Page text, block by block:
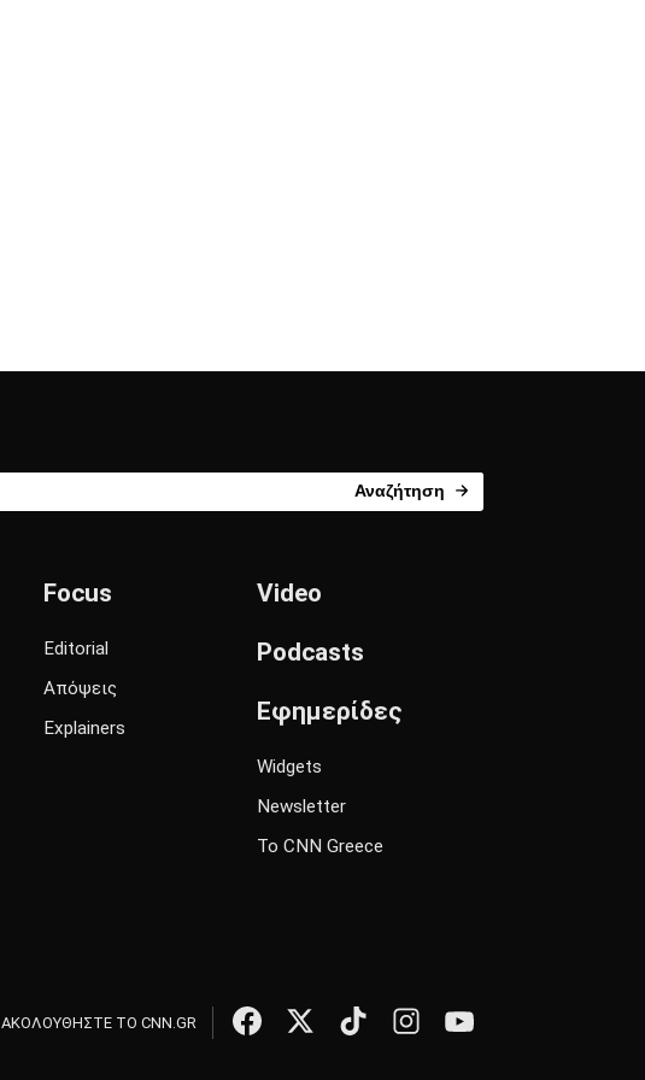
Αναζήτηση
Focus
Editorial
Απόψεις
Explainers
Video
Podcasts
Εφημερίδες
Widgets
Newsletter
Το CNN Greece
ΑΚΟΛΟΥΘΗΣΤΕ ΤΟ CNN.GR